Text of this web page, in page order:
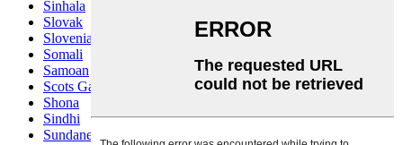
Sinhala
Slovak
Slovenian
Somali
Samoan
Scots Gaelic
Shona
Sindhi
Sundanese